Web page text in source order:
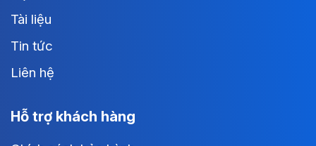
Tài liệu
Tin tức
Liên hệ
Hỗ trợ khách hàng